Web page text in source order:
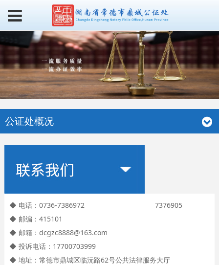
公证处概况
◆ 电话：0736-7386972 7376905
◆ 邮编：415101
◆ 邮箱：dcgzc8888@163.com
◆ 投诉电话：17700703999
◆ 地址：常德市鼎城区临沅路62号公共法律服务大厅